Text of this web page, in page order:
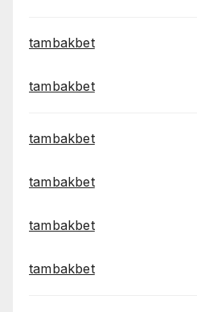
tambakbet
tambakbet
tambakbet
tambakbet
tambakbet
tambakbet